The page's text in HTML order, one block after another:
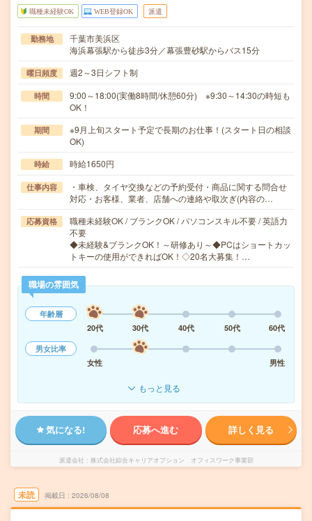
職種未経験OK WEB登録OK 派遣
勤務地
千葉市美浜区
海浜幕張駅から徒歩3分／幕張豊砂駅からバス15分
曜日頻度 週2～3日シフト制
時間
9:00～18:00(実働8時間/休憩60分) ※9:30～14:30の時短も
OK！
期間
※9月上旬スタート予定で長期のお仕事！(スタート日の相談
OK)
時給 時給1650円
仕事内容
・車検、タイヤ交換などの予約受付・商品に関する問合せ
対応・お客様、業者、店舗への連絡や取次ぎ(内容の…
応募資格
職種未経験OK / ブランクOK / パソコンスキル不要 / 英語力
不要
◆未経験&ブランクOK！～研修あり～◆PCはショートカッ
トキーの使用ができればOK！◇20名大募集！…
職場の雰囲気
年齢層
20代
30代 40代 50代
60代
男女比率
女性
男性
もっと見る
気になる! 応募へ進む 詳しく見る
派遣会社 株式会社綜合キャリアオプション オフィスワーク事業部
未読 掲載日 2026/08/08